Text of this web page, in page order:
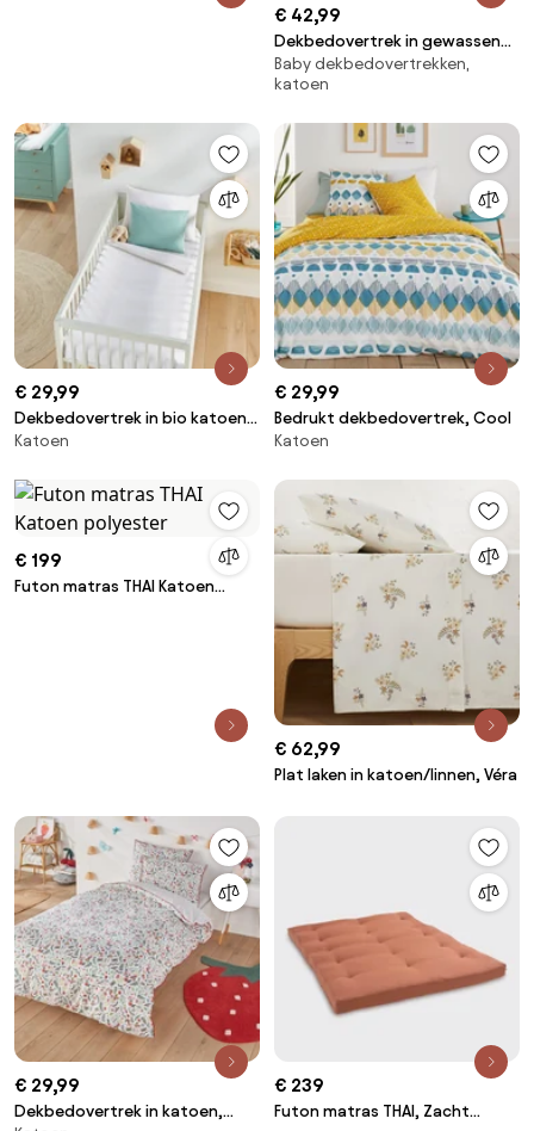
€ 42,99
Dekbedovertrek in gewassen
katoen, Scenario
Baby dekbedovertrekken,
katoen
€ 29,99
Dekbedovertrek in bio katoen
Scenario
Katoen
€ 29,99
Bedrukt dekbedovertrek, Cool
Katoen
€ 199
Futon matras THAI Katoen
€ 62,99
Plat laken in katoen/linnen, Véra
€ 29,99
Dekbedovertrek in katoen,
€ 239
Futon matras THAI, Zacht